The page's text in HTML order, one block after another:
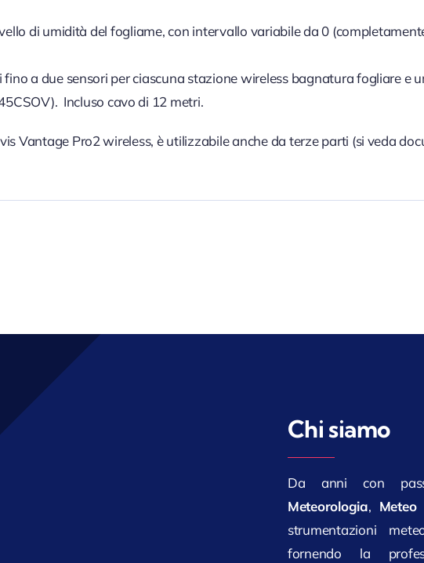
di umidità del fogliame, con intervallo variabile da 0
fino a due sensori per ciascuna stazione wireless bagnatura fogliare e
Incluso cavo di 12 metri.
Vantage Pro2 wireless, è utilizzabile anche da terze parti (si veda
Chi siamo
Da anni con
Meteorologia, Meteo
strumentazioni
fornendo la